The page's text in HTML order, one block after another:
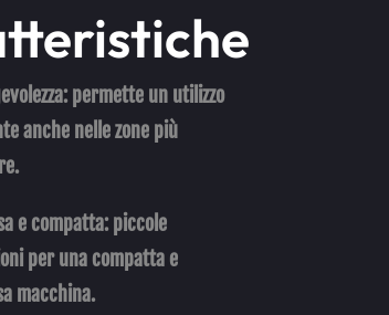
permette un utilizzo
anche nelle zone più
e compatta: piccole
per una compatta e
macchina.